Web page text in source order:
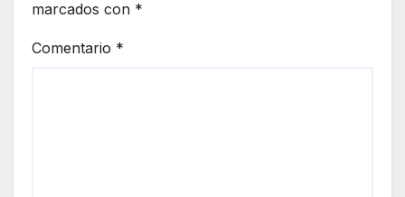
marcados con *
Comentario *